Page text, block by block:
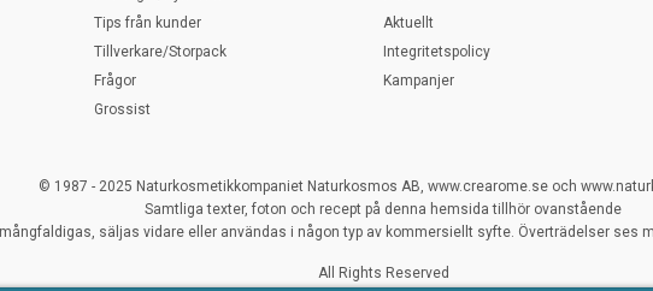
Tips från kunder
Tillverkare/Storpack
Frågor
Grossist
Aktuellt
Integritetspolicy
Kampanjer
© 1987 - 2025 Naturkosmetikkompaniet Naturkosmos AB, www.crearome.se och
Samtliga texter, foton och recept på denna hemsida tillhör ovanstående
säljas vidare eller användas i någon typ av kommersiellt syfte. Överträdelser ses
All Rights Reserved